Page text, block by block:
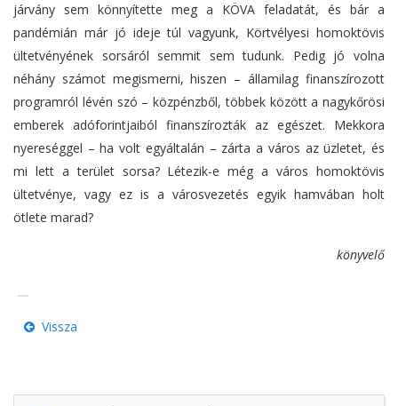
járvány sem könnyítette meg a KÖVA feladatát, és bár a
pandémián már jó ideje túl vagyunk, Körtvélyesi homoktövis
ültetvényének sorsáról semmit sem tudunk. Pedig jó volna
néhány számot megismerni, hiszen – államilag finanszírozott
programról lévén szó – közpénzből, többek között a nagykőrösi
emberek adóforintjaiból finanszírozták az egészet. Mekkora
nyereséggel – ha volt egyáltalán – zárta a város az üzletet, és
mi lett a terület sorsa? Létezik-e még a város homoktövis
ültetvénye, vagy ez is a városvezetés egyik hamvában holt
ötlete marad?
könyvelő
Vissza